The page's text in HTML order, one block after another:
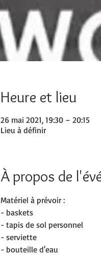
Heure et lieu
26 mai 2021, 19:30 – 20:15
Lieu à définir
À propos de
Matériel à prévoir :
- baskets
- tapis de sol personnel
- serviette
- bouteille d'eau